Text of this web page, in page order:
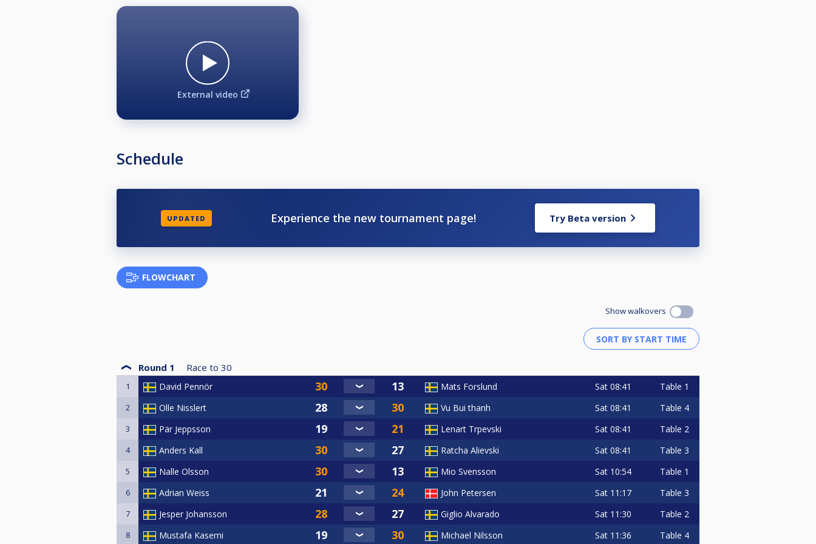
External video
Schedule
UPDATED Experience the new tournament page! Try Beta version
FLOWCHART
Show walkovers
Round 1 Race to 30
1 David Pennör Mats Forslund Sat 08:41 Table 1
2 Olle Nisslert Vu Bui thanh Sat 08:41 Table 4
3 Pär Jeppsson Lenart Trpevski Sat 08:41 Table 2
4 Anders Kall Ratcha Alievski Sat 08:41 Table 3
5 Nalle Olsson Mio Svensson Sat 10:54 Table 1
6 Adrian Weiss John Petersen Sat 11:17 Table 3
7 Jesper Johansson Giglio Alvarado Sat 11:30 Table 2
8 Mustafa Kasemi Michael Nilsson Sat 11:36 Table 4